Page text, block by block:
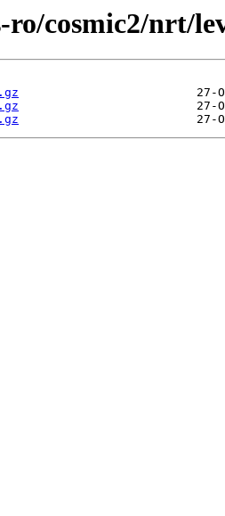
ro/cosmic2/nrt/